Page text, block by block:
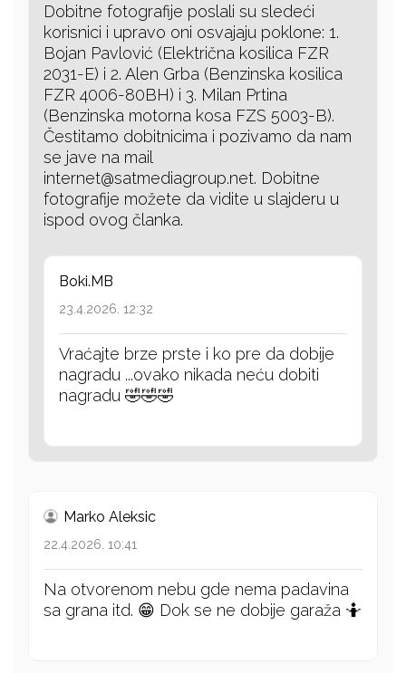
Dobitne fotografije poslali su sledeći
korisnici i upravo oni osvajaju poklone: 1.
Bojan Pavlović (Električna kosilica FZR
2031-E) i 2. Alen Grba (Benzinska kosilica
FZR 4006-80BH) i 3. Milan Prtina
(Benzinska motorna kosa FZS 5003-B).
Čestitamo dobitnicima i pozivamo da nam
se jave na mail
internet@satmediagroup.net. Dobitne
fotografije možete da vidite u slajderu u
ispod ovog članka.
Boki.MB
23.4.2026. 12:32
Vraćajte brze prste i ko pre da dobije
nagradu ...ovako nikada neću dobiti
nagradu 🤣🤣🤣
Marko Aleksic
22.4.2026. 10:41
Na otvorenom nebu gde nema padavina
sa grana itd. 😁 Dok se ne dobije garaža 🤷